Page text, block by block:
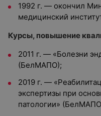
1992 г. — окончил
медицинский
Курсы, повышение
2011 г. — «Болезни
(БелМАПО);
2019 г. —
экспертизы при
патологии»